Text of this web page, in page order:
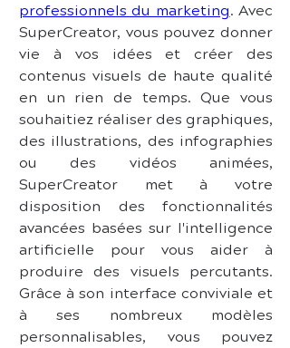
professionnels du marketing. Avec
SuperCreator, vous pouvez donner
vie à vos idées et créer des
contenus visuels de haute qualité
en un rien de temps. Que vous
souhaitiez réaliser des graphiques,
des illustrations, des infographies
ou des vidéos animées,
SuperCreator met à votre
disposition des fonctionnalités
avancées basées sur l'intelligence
artificielle pour vous aider à
produire des visuels percutants.
Grâce à son interface conviviale et
à ses nombreux modèles
personnalisables, vous pouvez